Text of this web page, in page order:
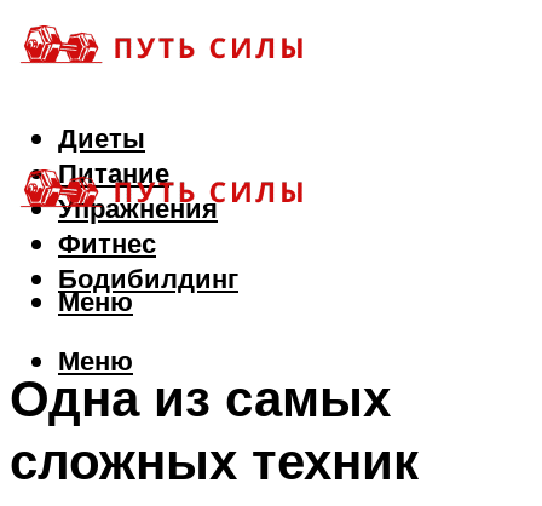
Диеты
Питание
Упражнения
Фитнес
Бодибилдинг
Меню
Меню
Одна из самых
сложных техник